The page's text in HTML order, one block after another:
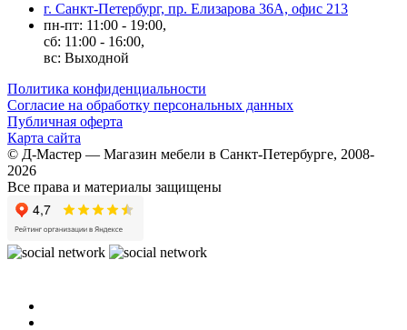
г. Санкт-Петербург, пр. Елизарова 36А, офис 213
пн-пт: 11:00 - 19:00,
сб: 11:00 - 16:00,
вс: Выходной
Политика конфиденциальности
Согласие на обработку персональных данных
Публичная оферта
Карта сайта
© Д-Мастер — Магазин мебели в Санкт-Петербурге, 2008-
2026
Все права и материалы защищены